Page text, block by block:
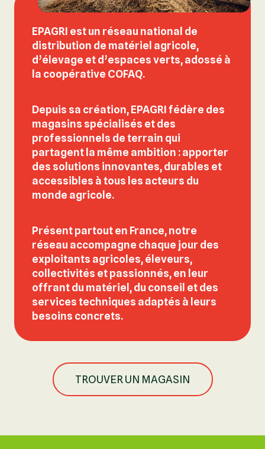
EPAGRI est un réseau national de
distribution de matériel agricole,
d’élevage et d’espaces verts, adossé à
la coopérative COFAQ.
Depuis sa création, EPAGRI fédère des
magasins spécialisés et des
professionnels de terrain qui
partagent la même ambition : apporter
des solutions innovantes, durables et
accessibles à tous les acteurs du
monde agricole.
Présent partout en France, notre
réseau accompagne chaque jour des
exploitants agricoles, éleveurs,
collectivités et passionnés, en leur
offrant du matériel, du conseil et des
services techniques adaptés à leurs
besoins concrets.
TROUVER UN MAGASIN